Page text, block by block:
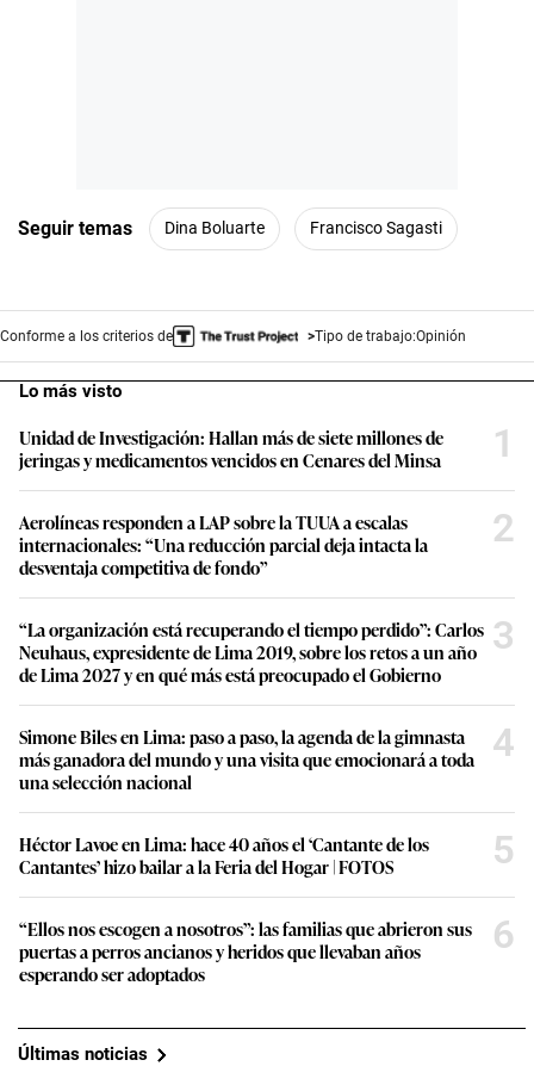
Seguir temas Dina Boluarte Francisco Sagasti
Conforme a los criterios de Tipo de trabajo:Opinión
Lo más visto
Unidad de Investigación: Hallan más de siete millones de
jeringas y medicamentos vencidos en Cenares del Minsa
1
Aerolíneas responden a LAP sobre la TUUA a escalas
internacionales: “Una reducción parcial deja intacta la
desventaja competitiva de fondo”
2
“La organización está recuperando el tiempo perdido”: Carlos
Neuhaus, expresidente de Lima 2019, sobre los retos a un año
de Lima 2027 y en qué más está preocupado el Gobierno
3
Simone Biles en Lima: paso a paso, la agenda de la gimnasta
más ganadora del mundo y una visita que emocionará a toda
una selección nacional
4
Héctor Lavoe en Lima: hace 40 años el ‘Cantante de los
Cantantes’ hizo bailar a la Feria del Hogar | FOTOS
5
“Ellos nos escogen a nosotros”: las familias que abrieron sus
puertas a perros ancianos y heridos que llevaban años
esperando ser adoptados
6
Últimas noticias